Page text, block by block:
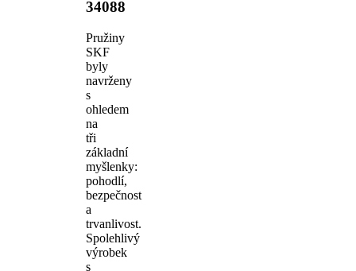
34088
Pružiny
SKF
byly
navrženy
s
ohledem
na
tři
základní
myšlenky:
pohodlí,
bezpečnost
a
trvanlivost.
Spolehlivý
výrobek
s